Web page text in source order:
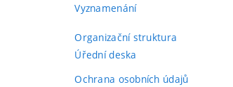
Vyznamenání
Organizační struktura
Úřední deska
Ochrana osobních údajů